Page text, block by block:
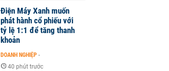
Điện Máy Xanh muốn
phát hành cổ phiếu với
tỷ lệ 1:1 để tăng thanh
khoản
DOANH NGHIỆP -
40 phút trước